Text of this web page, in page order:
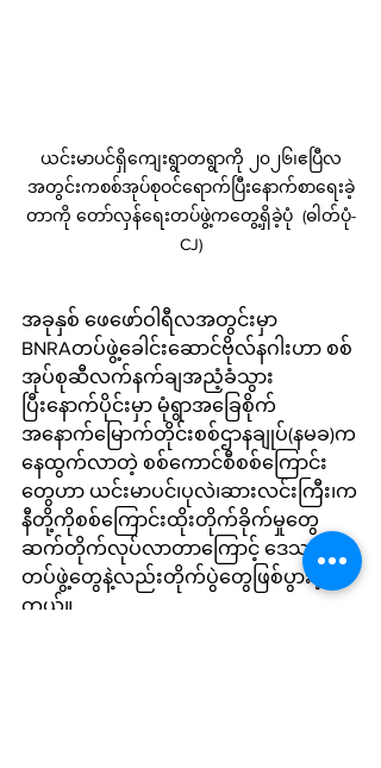
ယင်းမာပင်ရှိကျေးရွာတရွာကို ၂၀၂၆၊ဧပြီလ
အတွင်းကစစ်အုပ်စုဝင်ရောက်ပြီးနောက်စာရေးခဲ့
တာကို တော်လှန်ရေးတပ်ဖွဲ့ကတွေ့ရှိခဲ့ပုံ  (ဓါတ်ပုံ-
CJ)
အခုနှစ် ဖေဖော်ဝါရီလအတွင်းမှာ
BNRAတပ်ဖွဲ့ခေါင်းဆောင်ဗိုလ်နဂါးဟာ စစ်
အုပ်စုဆီလက်နက်ချအညံ့ခံသွား
ပြီး‌နောက်ပိုင်းမှာ မုံရွာအခြေစိုက်
အနောက်မြောက်တိုင်းစစ်ဌာနချုပ်(နမခ)က
နေထွက်လာတဲ့ စစ်ကောင်စီစစ်ကြောင်း
တွေဟာ ယင်းမာပင်၊ပုလဲ၊ဆားလင်းကြီး၊က
နီတို့ကိုစစ်ကြောင်းထိုးတိုက်ခိုက်မှုတွေ
ဆက်တိုက်လုပ်လာတာကြောင့် ဒေသတွင်း
တပ်ဖွဲ့တွေနဲ့လည်းတိုက်ပွဲတွေဖြစ်ပွားခဲ့ပါ
တယ်။